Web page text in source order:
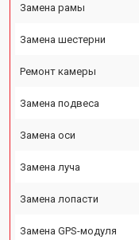
Замена рамы
Замена шестерни
Ремонт камеры
Замена подвеса
Замена оси
Замена луча
Замена лопасти
Замена GPS-модуля